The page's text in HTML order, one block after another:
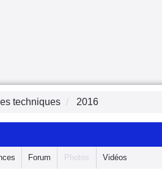
techniques 2016
Forum Photos Vidéos